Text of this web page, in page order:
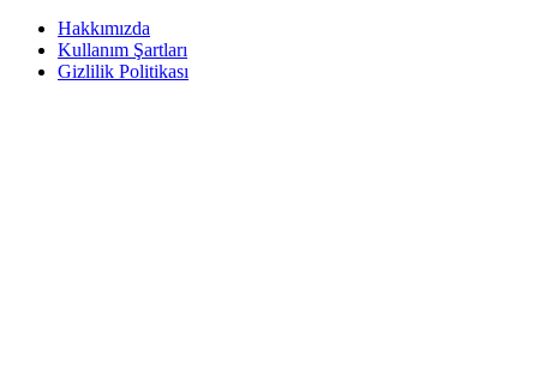
Hakkımızda
Kullanım Şartları
Gizlilik Politikası